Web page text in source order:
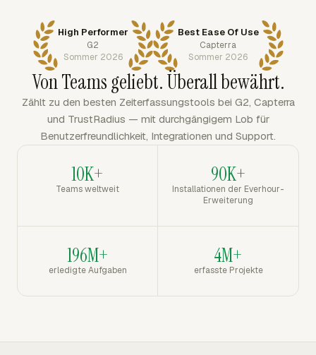
High Performer
G2
Sommer 2026
Best Ease Of Use
Capterra
Sommer 2026
Von Teams geliebt. Überall bewährt.
Zählt zu den besten Zeiterfassungstools bei G2, Capterra
und TrustRadius — mit durchgängigem Lob für
Benutzerfreundlichkeit, Integrationen und Support.
10K+
Teams weltweit
90K+
Installationen der Everhour-
Erweiterung
196M+
erledigte Aufgaben
4M+
erfasste Projekte